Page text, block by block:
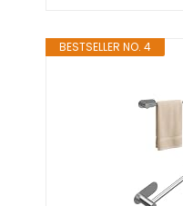
BESTSELLER NO. 4